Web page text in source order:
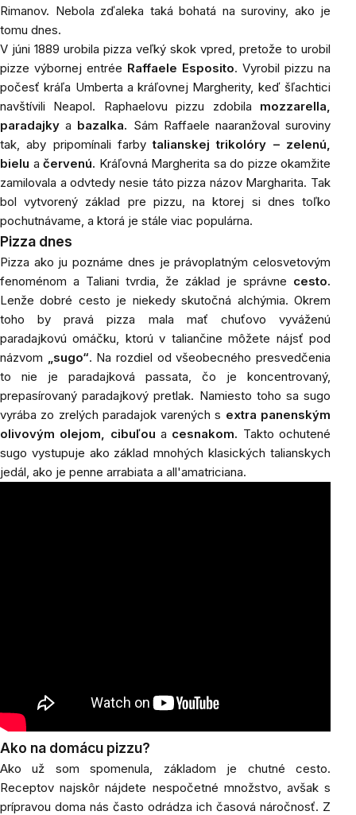
Rimanov. Nebola zďaleka taká bohatá na suroviny, ako je
tomu dnes.
V júni 1889 urobila pizza veľký skok vpred, pretože to urobil
pizze výbornej entrée Raffaele Esposito. Vyrobil pizzu na
počesť kráľa Umberta a kráľovnej Margherity, keď šľachtici
navštívili Neapol. Raphaelovu pizzu zdobila mozzarella,
paradajky a bazalka. Sám Raffaele naaranžoval suroviny
tak, aby pripomínali farbytalianskej trikolóry – zelenú,
bielu a červenú. Kráľovná Margherita sa do pizze okamžite
zamilovala a odvtedy nesie táto pizza názov Margharita. Tak
bol vytvorený základ pre pizzu, na ktorej si dnes toľko
pochutnávame, a ktorá je stále viac populárna.
Pizza dnes
Pizza ako ju poznáme dnes je právoplatným celosvetovým
fenoménom a Taliani tvrdia, že základ je správne cesto.
Lenže dobré cesto je niekedy skutočná alchýmia. Okrem
toho by pravá pizza mala mať chuťovo vyváženú
paradajkovú omáčku, ktorú v taliančine môžete nájsť pod
názvom „sugo“. Na rozdiel od všeobecného presvedčenia
to nie je paradajková passata, čo je koncentrovaný,
prepasírovaný paradajkový pretlak. Namiesto toho sa sugo
vyrába zo zrelých paradajok varených s extra panenským
olivovým olejom, cibuľou a cesnakom. Takto ochutené
sugo vystupuje ako základ mnohých klasických talianskych
jedál, ako je penne arrabiata a all'amatriciana.
Ako na domácu pizzu?
Akouž som spomenula, základom je chutné cesto.
Receptov najskôr nájdete nespočetné množstvo, avšak s
prípravou doma nás často odrádza ich časová náročnosť. Z